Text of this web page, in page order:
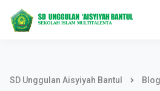
SD Unggulan Aisyiyah Bantul Blog